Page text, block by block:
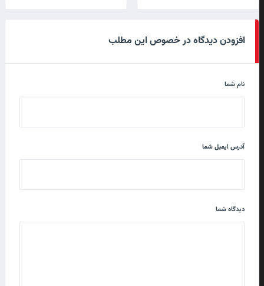
افزودن دیدگاه در خصوص این مطلب
نام شما
آدرس ایمیل شما
دیدگاه شما